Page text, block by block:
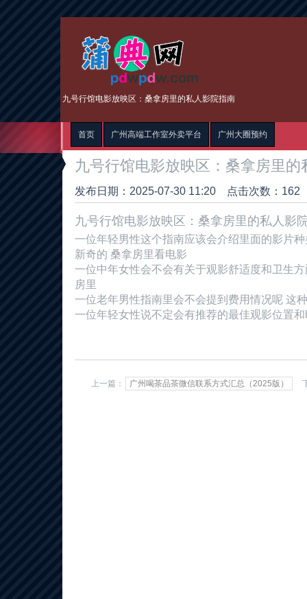
九号行馆电影放映区：桑拿房里的私人影院指南
首页 广州高端工作室外卖平台 广州大圈预约
九号行馆电影放映区：桑拿房里的
发布日期：2025-07-30 11:20 点击次数：162
九号行馆电影放映区：桑拿房里的私人影
一位年轻男性这个指南应该会介绍里面的影片
新奇的 桑拿房里看电影
一位中年女性会不会有关于观影舒适度和卫生
房里
一位老年男性指南里会不会提到费用情况呢 这
一位年轻女性说不定会有推荐的最佳观影位置
上一篇： 广州喝茶品茶微信联系方式汇总（2025版）